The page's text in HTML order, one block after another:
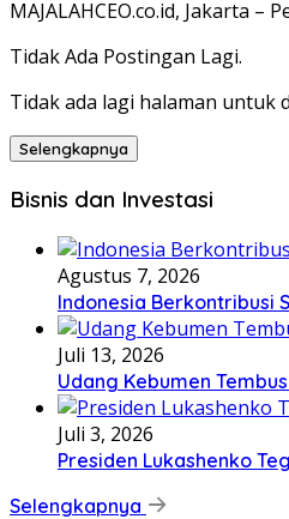
MAJALAHCEO.co.id, Jakarta
Tidak Ada Postingan Lagi.
Tidak ada lagi halaman untuk
Selengkapnya
Bisnis dan Investasi
Agustus 7, 2026
Indonesia Berkontribusi
Juli 13, 2026
Udang Kebumen
Juli 3, 2026
Presiden Lukashenko
Selengkapnya